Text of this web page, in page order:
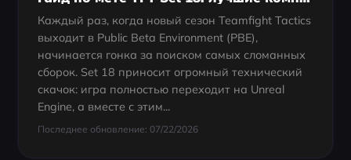
Каждый раз, когда новый сезон Teamfight Tactics
выходит в Public Beta Environment (PBE),
начинается гонка за поиском самых сломанных
сборок. Set 18 приносит огромный технический
скачок: игра полностью переходит на Unreal
Engine, а вместе с этим...
Последнее обновление: 07/22/2026